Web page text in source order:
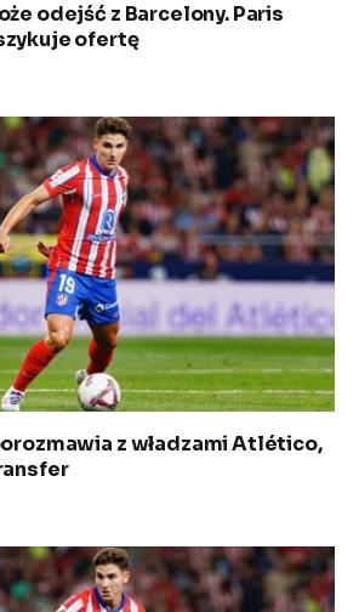
odejść z Barcelony. Paris
ofertę
z władzami Atlético,